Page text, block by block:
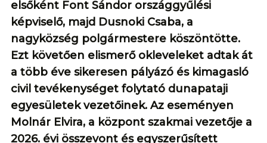
elsőként Font Sándor országgyűlési
képviselő, majd Dusnoki Csaba, a
nagyközség polgármestere köszöntötte.
Ezt követően elismerő okleveleket adtak át
a több éve sikeresen pályázó és kimagasló
civil tevékenységet folytató dunapataji
egyesületek vezetőinek. Az eseményen
Molnár Elvira, a központ szakmai vezetője a
2026. évi összevont és egyszerűsített